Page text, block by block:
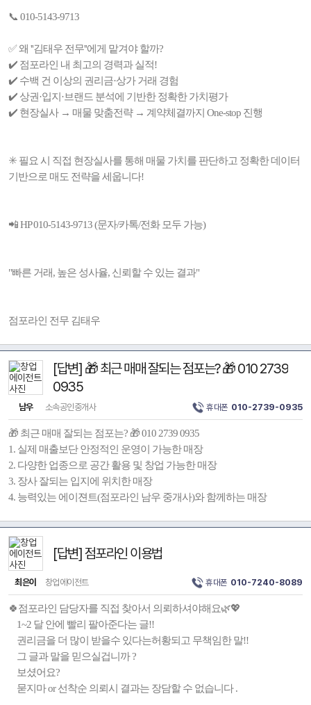
📞 010-5143-9713
✅ 왜 ''김태우 전무''에게 맡겨야 할까?
✔️ 점포라인 내 최고의 경력과 실적!
✔️ 수백 건 이상의 권리금·상가 거래 경험
✔️ 상권·입지·브랜드 분석에 기반한 정확한 가치평가
✔️ 현장실사 → 매물 맞춤전략 → 계약체결까지 One-stop 진행
✳️ 필요 시 직접 현장실사를 통해 매물 가치를 판단하고 정확한 데이터
기반으로 매도 전략을 세웁니다!
📲 HP 010-5143-9713 (문자/카톡/전화 모두 가능)
"빠른 거래, 높은 성사율, 신뢰할 수 있는 결과"
점포라인 전무 김태우
[답변] 🎁 최근 매매 잘되는 점포는? 🎁 010 2739
0935
남우 소속공인중개사 휴대폰 010-2739-0935
🎁 최근 매매 잘되는 점포는? 🎁 010 2739 0935
1. 실제 매출보단 안정적인 운영이 가능한 매장
2. 다양한 업종으로 공간 활용 및 창업 가능한 매장
3. 장사 잘되는 입지에 위치한 매장
4. 능력있는 에이젼트(점포라인 남우 중개사)와 함께하는 매장
[답변] 점포라인 이용법
최은이 창업에이전트 휴대폰 010-7240-8089
🍀점포라인 담당자를 직접 찾아서 의뢰하셔야해요🌿💖
1~2 달 안에 빨리 팔아준다는 글!!
권리금을 더 많이 받을수 있다는허황되고 무책임한 말!!
그 글과 말을 믿으실겁니까 ?
보셨어요?
묻지마 or 선착순 의뢰시 결과는 장담할 수 없습니다 .